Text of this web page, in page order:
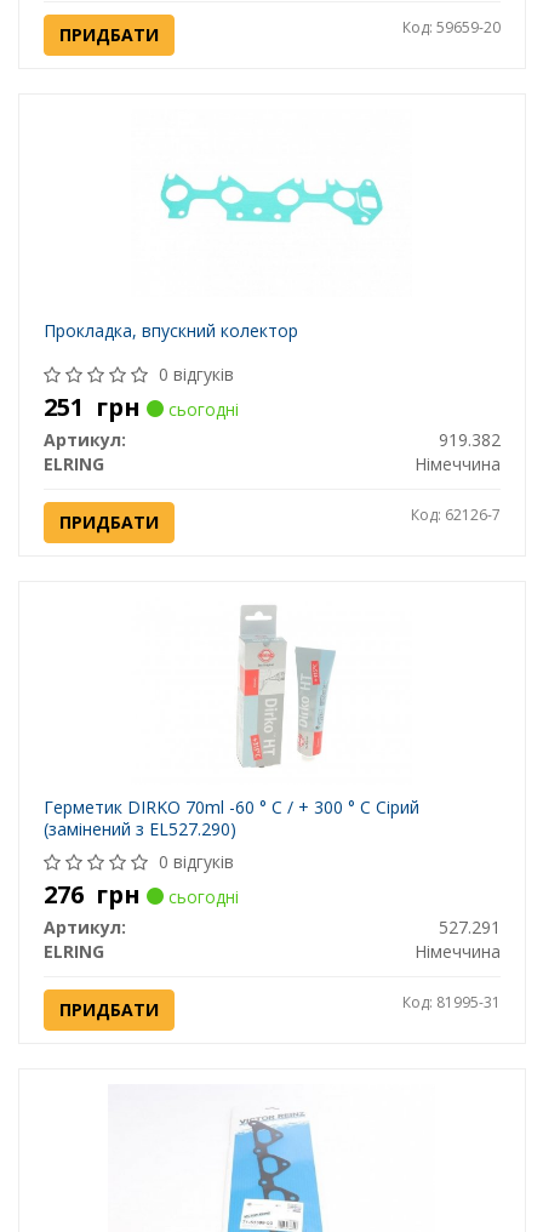
ПРИДБАТИ Код: 59659-20
Прокладка, впускний колектор
0 відгуків
251 грн
сьогодні
Артикул:
919.382
ELRING
Німеччина
ПРИДБАТИ Код: 62126-7
Герметик DIRKO 70ml -60 ° C / + 300 ° C Сірий
(замінений з EL527.290)
0 відгуків
276 грн
сьогодні
Артикул:
527.291
ELRING
Німеччина
ПРИДБАТИ Код: 81995-31